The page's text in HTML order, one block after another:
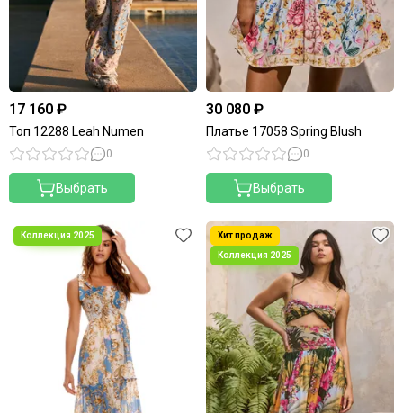
17 160 ₽
Топ 12288 Leah Numen
0
Выбрать
30 080 ₽
Платье 17058 Spring Blush
0
Выбрать